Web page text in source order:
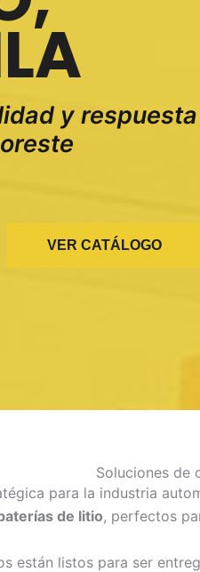
y
VER CATÁLOGO
Soluciones de
para la industria
de litio, perfectos
están listos para ser